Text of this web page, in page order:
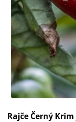
Rajče Černý Krim